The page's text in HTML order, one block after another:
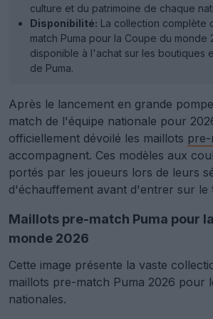
culture et du patrimoine de chaque
Disponibilité: La collection complète
match Puma pour la Coupe du monde
disponible à l'achat sur les boutiques
de Puma.
Après le lancement en grande
match de l'équipe nationale pour
officiellement dévoilé les maillots
accompagnent. Ces modèles aux
portés par les joueurs lors de leurs
d'échauffement avant d'entrer sur le
Maillots pre-match Puma pour
monde 2026
Cette image présente la vaste
maillots pre-match Puma 2026 pour
nationales.